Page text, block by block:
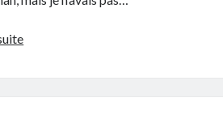
Kaspersky